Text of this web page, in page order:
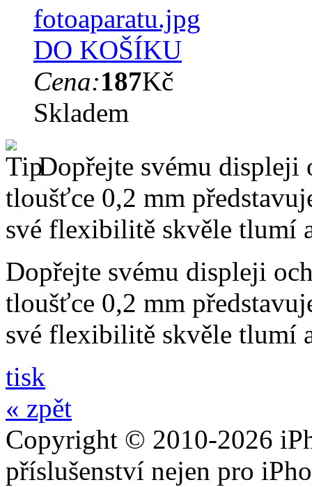
DO KOŠÍKU
Cena:187Kč
Skladem
Dopřejte svému displeji
tloušťce 0,2 mm
své flexibilitě skvěle tlumí
Dopřejte svému displeji
tloušťce 0,2 mm
své flexibilitě skvěle tlumí
tisk
« zpět
Copyright © 2010-2026
příslušenství nejen pro